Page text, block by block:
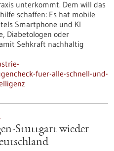
unterkommt. Dem will das
schaffen: Es hat mobile
Smartphone und KI
Diabetologen oder
Sehkraft nachhaltig
fuer-alle-schnell-und-
Stuttgart wieder